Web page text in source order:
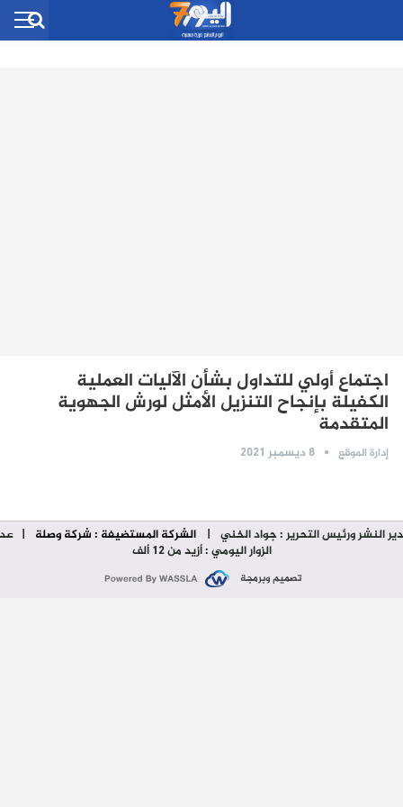
اجتماع أولي للتداول بشأن الآليات العملية
الكفيلة بإنجاح التنزيل الأمثل لورش الجهوية
المتقدمة
إدارة الموقع 8 ديسمبر 2021
النشر ورئيس التحرير : جواد الخني | الشركة المستضيفة : شركة وصلة |
الزوار اليومي : أزيد من 12 ألف
تصميم وبرمجة